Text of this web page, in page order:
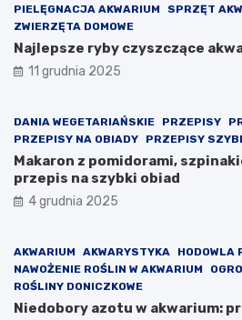
PIELĘGNACJA AKWARIUM
SPRZĘT
ZWIERZĘTA DOMOWE
Najlepsze ryby czyszczące
11 grudnia 2025
DANIA WEGETARIAŃSKIE PRZEPISY
PRZEPISY NA OBIADY
PRZEPISY
Makaron z pomidorami,
przepis na szybki obiad
4 grudnia 2025
AKWARIUM AKWARYSTYKA
HODOWLA
NAWOŻENIE ROŚLIN W AKWARIUM
ROŚLINY DONICZKOWE
Niedobory azotu w akwarium: